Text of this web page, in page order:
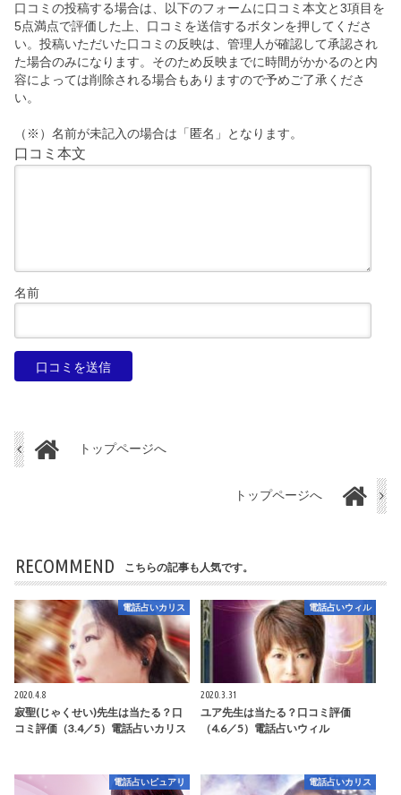
口コミの投稿する場合は、以下のフォームに口コミ本文と3項目を
5点満点で評価した上、口コミを送信するボタンを押してくださ
い。投稿いただいた口コミの反映は、管理人が確認して承認され
た場合のみになります。そのため反映までに時間がかかるのと内
容によっては削除される場合もありますので予めご了承くださ
い。
（※）名前が未記入の場合は「匿名」となります。
口コミ本文
名前
トップページへ
トップページへ
RECOMMEND こちらの記事も人気です。
電話占いカリス
2020.4.8
寂聖(じゃくせい)先生は当たる？口
コミ評価（3.4／5）電話占いカリス
電話占いウィル
2020.3.31
ユア先生は当たる？口コミ評価
（4.6／5）電話占いウィル
電話占いピュアリ 電話占いカリス